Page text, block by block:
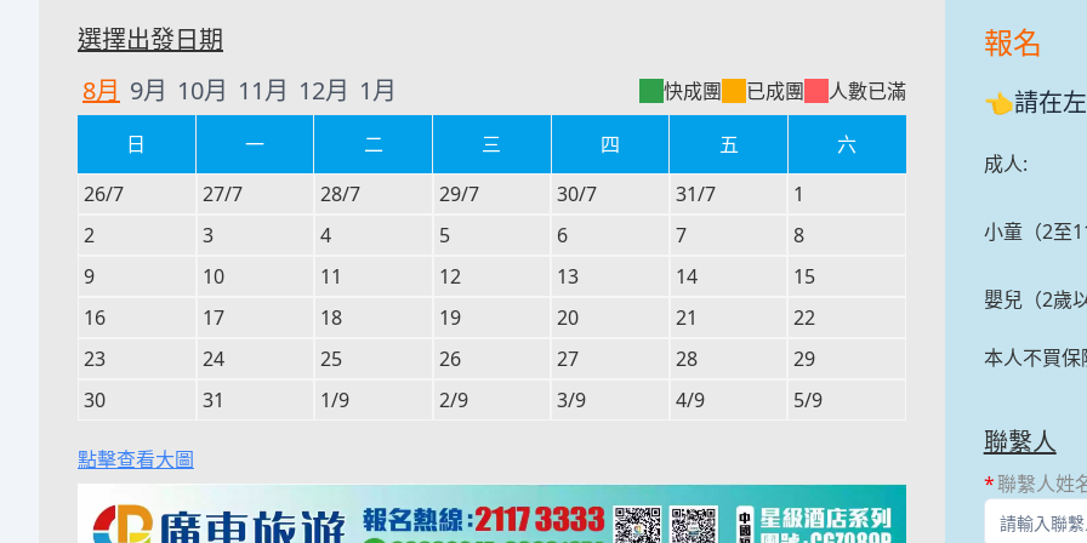
選擇出發日期
8月 9月 10月 11月 12月 1月 快成團 已成團
人數已滿
日
一 二 三 四 五
六
26/7
27/7 28/7 29/7 30/7 31/7
1
2
3 4 5 6 7
8
9
10 11 12 13 14
15
16
17 18 19 20 21
22
23
24 25 26 27 28
29
30
31 1/9 2/9 3/9 4/9 5/9
點擊查看大圖
報名
👈請在
成人:
小童（2至
嬰兒（2歲
本人不買保
聯繫人
聯繫人姓